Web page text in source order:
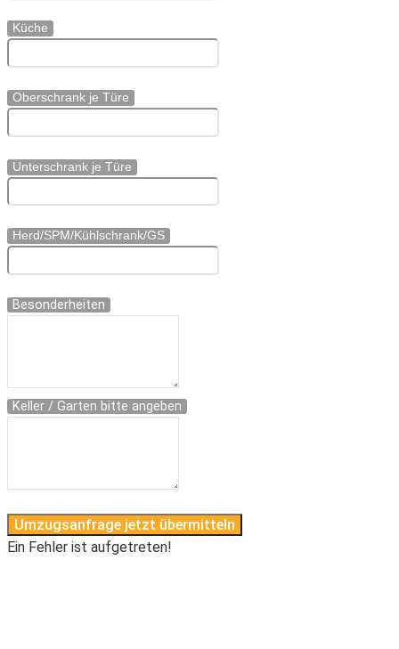
Küche
Oberschrank je Türe
Unterschrank je Türe
Herd/SPM/Kühlschrank/GS
Besonderheiten
Keller / Garten bitte angeben
Umzugsanfrage jetzt übermitteln
Ein Fehler ist aufgetreten!